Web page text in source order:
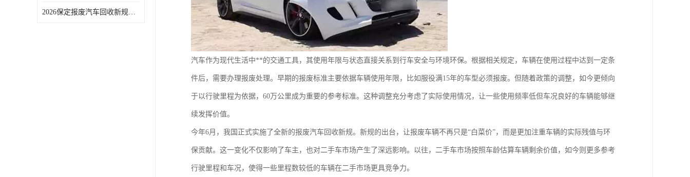
2026保定报废汽车回收新规解读车主必看
汽车作为现代生活中**的交通工具，其使用年限与状态直接关系到行车安全与环境环保。根据相关规定，车辆在使用过程中达到一定条
件后，需要办理报废处理。早期的报废标准主要依据车辆使用年限，比如服役满15年的车型必须报废。但随着政策的调整，如今更倾向
于以行驶里程为依据，60万公里成为重要的参考标准。这种调整充分考虑了实际使用情况，让一些使用频率低但车况良好的车辆能够继
续发挥价值。
今年6月，我国正式实施了全新的报废汽车回收新规。新规的出台，让报废车辆不再只是“白菜价”，而是更加注重车辆的实际残值与环
保贡献。这一变化不仅影响了车主，也对二手车市场产生了深远影响。以往，二手车市场按照车龄估算车辆剩余价值，如今则更多参考
行驶里程和车况，使得一些里程数较低的车辆在二手市场更具竞争力。